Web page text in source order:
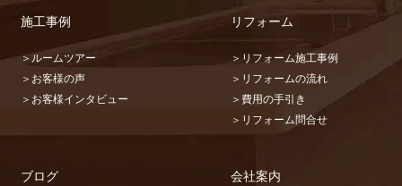
施工事例
＞ルームツアー
＞お客様の声
＞お客様インタビュー
リフォーム
＞リフォーム施工事例
＞リフォームの流れ
＞費用の手引き
＞リフォーム問合せ
ブログ 会社案内